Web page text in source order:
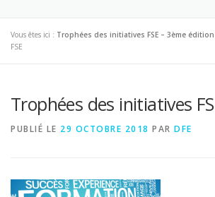
PROGRAMMES J’AI UN PROJET
SIGNALER UNE FRAUDE
Vous êtes ici : Trophées des initiatives FSE – 3ème édition
FSE
Trophées des initiatives
PUBLIÉ LE 29 OCTOBRE 2018 PAR DFE